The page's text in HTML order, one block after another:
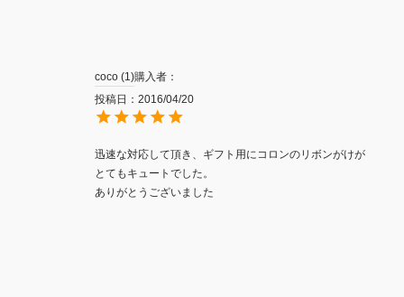
coco 1 購入者
投稿日
2016/04/20
迅速な対応して頂き、ギフト用にコロンのリボンがけが
とてもキュートでした。
ありがとうございました